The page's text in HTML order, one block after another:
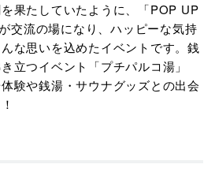
果たしていたように、「POP UP
交流の場になり、ハッピーな気持
な思いを込めたイベントです。銭
立つイベント「プチパルコ湯」
験や銭湯・サウナグッズとの出会